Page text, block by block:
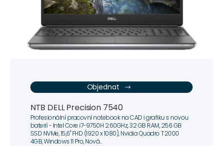
Objednat
NTB DELL Precision 7540
Profesionální pracovní notebook na CAD i grafiku s novou
baterií - Intel Core i7-9750H 2.60GHz, 32 GB RAM, 256 GB
SSD NVMe, 15,6" FHD (1920 x 1080), Nvidia Quadro T2000
4GB, Windows 11 Pro, Nová...